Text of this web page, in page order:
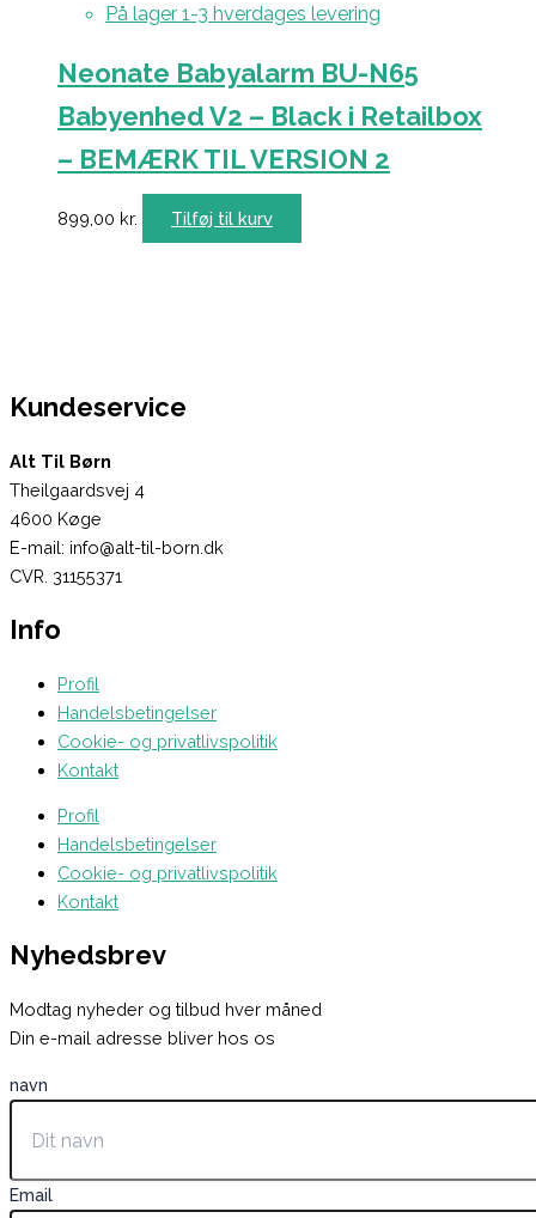
På lager 1-3 hverdages levering
Neonate Babyalarm BU-N65
Babyenhed V2 – Black i Retailbox
– BEMÆRK TIL VERSION 2
899,00 kr. Tilføj til kurv
Kundeservice
Alt Til Børn
Theilgaardsvej 4
4600 Køge
E-mail: info@alt-til-born.dk
CVR. 31155371
Info
Profil
Handelsbetingelser
Cookie- og privatlivspolitik
Kontakt
Profil
Handelsbetingelser
Cookie- og privatlivspolitik
Kontakt
Nyhedsbrev
Modtag nyheder og tilbud hver måned
Din e-mail adresse bliver hos os
navn
Email